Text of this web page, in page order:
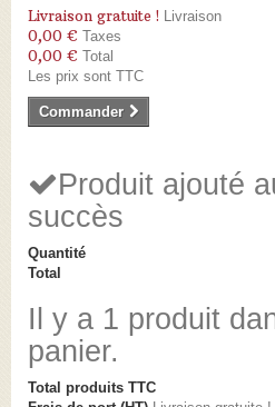
Livraison gratuite ! Livraison
0,00 € Taxes
0,00 € Total
Les prix sont TTC
Commander
Produit ajouté
succès
Quantité
Total
Il y a 1 produit
panier.
Total produits TTC